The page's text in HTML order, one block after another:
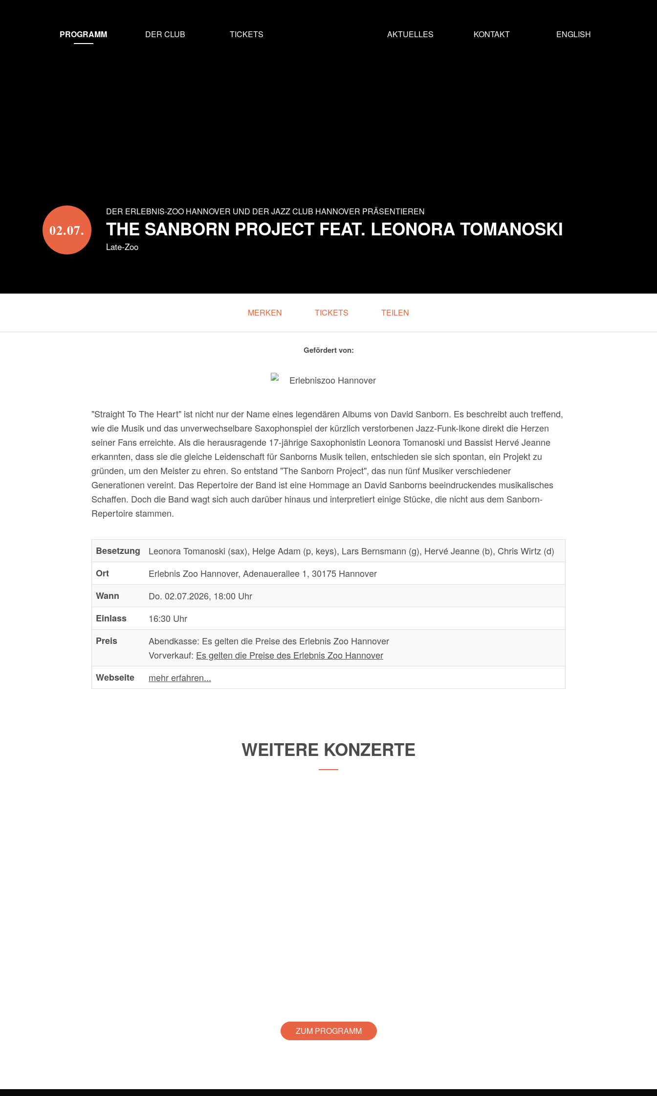
NAVIGATION
PROGRAMM DER CLUB TICKETS AKTUELLES KONTAKT ENGLISH
02.07.
DER ERLEBNIS-ZOO HANNOVER UND DER JAZZ CLUB HANNOVER PRÄSENTIEREN
THE SANBORN PROJECT FEAT. LEONORA TOMANOSKI
Late-Zoo
MERKEN TICKETS TEILEN
Gefördert von:
"Straight To The Heart" ist nicht nur der Name eines legendären Albums von David Sanborn. Es beschreibt auch treffend,
wie die Musik und das unverwechselbare Saxophonspiel der kürzlich verstorbenen Jazz-Funk-Ikone direkt die Herzen
seiner Fans erreichte. Als die herausragende 17-jährige Saxophonistin Leonora Tomanoski und Bassist Hervé Jeanne
erkannten, dass sie die gleiche Leidenschaft für Sanborns Musik teilen, entschieden sie sich spontan, ein Projekt zu
gründen, um den Meister zu ehren. So entstand "The Sanborn Project", das nun fünf Musiker verschiedener
Generationen vereint. Das Repertoire der Band ist eine Hommage an David Sanborns beeindruckendes musikalisches
Schaffen. Doch die Band wagt sich auch darüber hinaus und interpretiert einige Stücke, die nicht aus dem Sanborn-
Repertoire stammen.
Besetzung
Leonora Tomanoski (sax), Helge Adam (p, keys), Lars Bernsmann (g), Hervé Jeanne (b), Chris Wirtz (d)
Ort
Erlebnis Zoo Hannover, Adenauerallee 1, 30175 Hannover
Wann
Do. 02.07.2026, 18:00 Uhr
Einlass
16:30 Uhr
Preis
Abendkasse: Es gelten die Preise des Erlebnis Zoo Hannover
Vorverkauf: Es gelten die Preise des Erlebnis Zoo Hannover
Webseite
mehr erfahren...
WEITERE KONZERTE
ZUM PROGRAMM